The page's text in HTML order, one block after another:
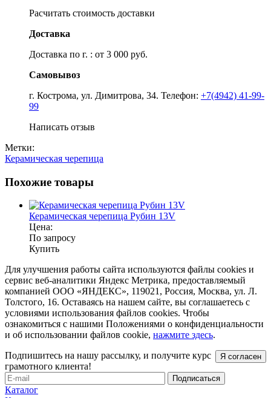
Расчитать стоимость доставки
Доставка
Доставка по г. : от 3 000 руб.
Самовывоз
г. Кострома, ул. Димитрова, 34. Телефон: +7(4942) 41-99-
99
Написать отзыв
Метки:
Керамическая черепица
Похожие товары
Керамическая черепица Рубин 13V
Цена:
По запросу
Купить
Для улучшения работы сайта используются файлы cookies и
сервис веб-аналитики Яндекс Метрика, предоставляемый
компанией ООО «ЯНДЕКС», 119021, Россия, Москва, ул. Л.
Толстого, 16. Оставаясь на нашем сайте, вы соглашаетесь с
условиями использования файлов cookies. Чтобы
ознакомиться с нашими Положениями о конфиденциальности
и об использовании файлов cookie, нажмите здесь.
Я согласен
Подпишитесь на нашу рассылку, и получите курс
грамотного клиента!
Каталог